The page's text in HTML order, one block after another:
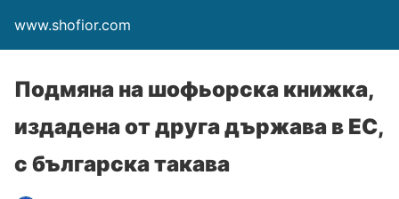
www.shofior.com
Подмяна на шофьорска книжка,
издадена от друга държава в ЕС,
с българска такава